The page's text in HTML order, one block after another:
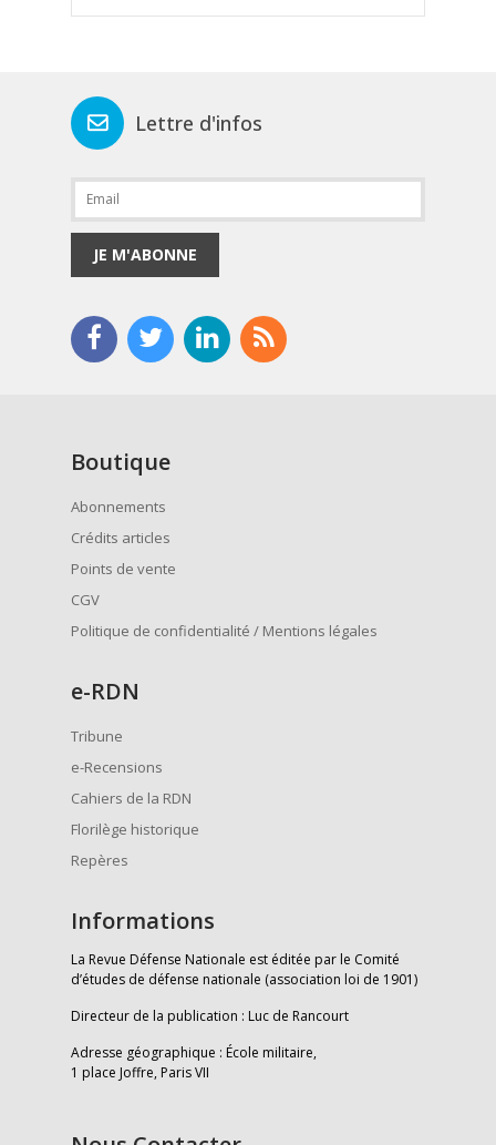
Lettre d'infos
JE M'ABONNE
Boutique
Abonnements
Crédits articles
Points de vente
CGV
Politique de confidentialité / Mentions légales
e-RDN
Tribune
e-Recensions
Cahiers de la RDN
Florilège historique
Repères
Informations
La Revue Défense Nationale est éditée par le Comité
d’études de défense nationale (association loi de 1901)
Directeur de la publication : Luc de Rancourt
Adresse géographique : École militaire,
1 place Joffre, Paris VII